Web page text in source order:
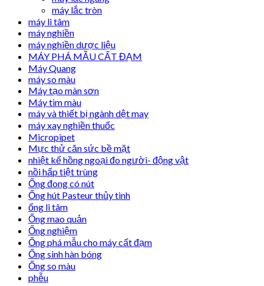
máy lắc tròn
máy li tâm
máy nghiền
máy nghiền dược liệu
MÁY PHÁ MẪU CẤT ĐẠM
Máy Quang
máy so màu
Máy tạo màn sơn
Máy tìm màu
máy và thiết bị ngành dệt may
máy xay nghiền thuốc
Micropipet
Mực thử căn sức bề mặt
nhiệt kế hồng ngoại đo người- động vật
nồi hấp tiệt trùng
Ống đong có nút
Ống hút Pasteur thủy tinh
ống li tâm
Ống mao quản
Ống nghiệm
Ống phá mẫu cho máy cất đạm
Ống sinh hàn bóng
Ống so màu
phễu